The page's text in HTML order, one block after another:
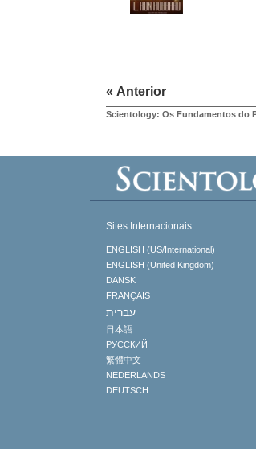
« Anterior
Scientology: Os Fundamentos do
Sites Internacionais
ENGLISH (US/International)
ENGLISH (United Kingdom)
DANSK
FRANÇAIS
עברית
日本語
РУССКИЙ
繁體中文
NEDERLANDS
DEUTSCH